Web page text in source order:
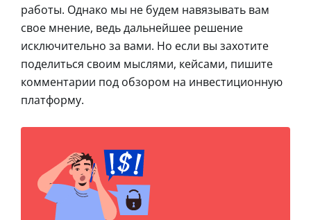
работы. Однако мы не будем навязывать вам
свое мнение, ведь дальнейшее решение
исключительно за вами. Но если вы захотите
поделиться своим мыслями, кейсами, пишите
комментарии под обзором на инвестиционную
платформу.